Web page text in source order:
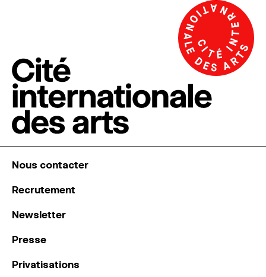
Nous contacter
Recrutement
Newsletter
Presse
Privatisations